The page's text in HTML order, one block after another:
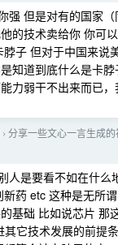
强 但是对有的国家（
的技术卖给你 你可
子 但对于中国来说
知道到底什么是卡
力弱干不出来而已
› 分享一些文心一言生成的
人是要看不如在什么
药 etc 这种是无所
基础 比如说芯片 那
它技术发展的前提